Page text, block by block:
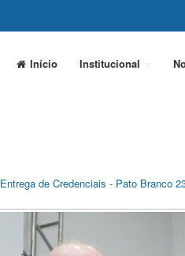
Início Institucional
Entrega de Credenciais - Pato Branco